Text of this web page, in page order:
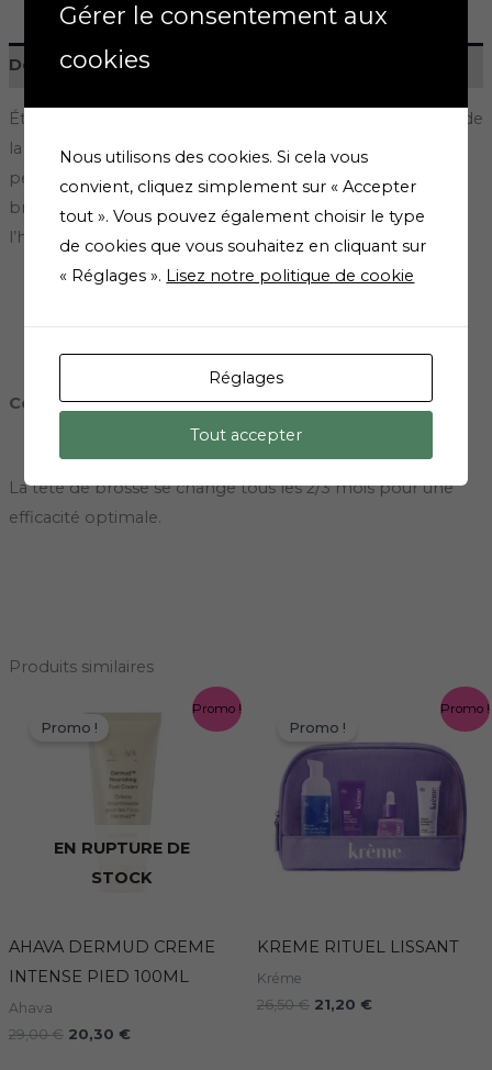
Description
Étui de 2 têtes de recharge pour la brosse à dents Sonic de
la marque Ortodont oral Care. En plastique recyclé, elles
permettent de ne renouveler que 20% du poids de la
brosse à dents. Les filaments sont en nylon respecte
l’hygiène bucco dentaire.
Conseils d’utilisations
La tête de brosse se change tous les 2/3 mois pour une
efficacité optimale.
Produits similaires
Promo !
EN RUPTURE DE
STOCK
Promo !
AHAVA DERMUD CREME
INTENSE PIED 100ML
Ahava
29,00€
prix
initial
29,00 €.
20,30 €
20,30 €.
Promo !
Promo !
KREME RITUEL LISSANT
Kréme
26,50€
initial
était :
26,50 €.
21,20 €
actuel
Gérer le consentement aux
cookies
Nous utilisons des cookies. Si cela vous
convient, cliquez simplement sur « Accepter
tout ». Vous pouvez également choisir le type
de cookies que vous souhaitez en cliquant sur
« Réglages ». Lisez notre politique de cookie
Réglages
Tout accepter